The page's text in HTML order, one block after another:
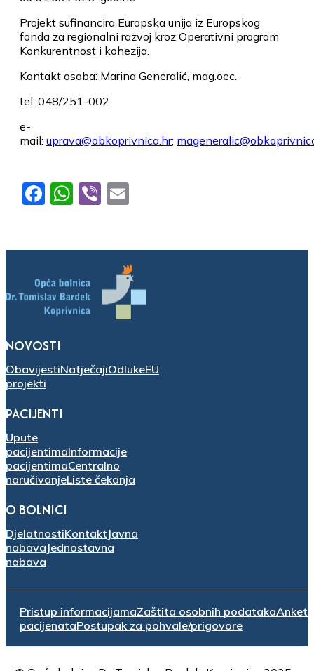
Projekt sufinancira Europska unija iz Europskog
fonda za regionalni razvoj kroz Operativni program
Konkurentnost i kohezija.
Kontakt osoba: Marina Generalić, mag.oec.
tel: 048/251-002
e-
mail: uprava@obkoprivnica.hr;
Facebook
WhatsApp
Viber
NOVOSTI
ObavijestiNatječajiOdlukeEU
projekti
PACIJENTI
Upute
pacijentimaInformacije
pacijentimaCentralno
naručivanjeListe čekanja
O BOLNICI
DjelatnostiKontakt Javna
nabava Jednostavna
nabava
Pristup informacijamaZaštita osobnih podatakaAnketa
pacijenataPostupak za pohvale/prigovore